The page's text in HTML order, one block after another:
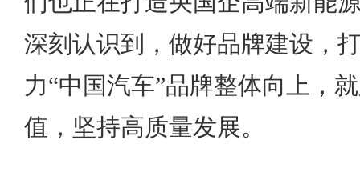
深刻认识到，做好品牌建设，
力“中国汽车”品牌整体向上，
值，坚持高质量发展。